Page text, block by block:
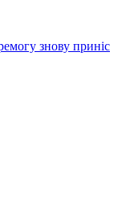
знову приніс